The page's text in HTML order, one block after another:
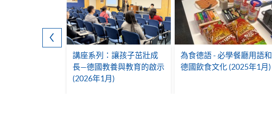
講座系列：讓孩子茁壯成
長—德國教養與教育的啟示
(2026年1月)
為食德語 - 必學餐廳用語和
德國飲食文化 (2025年1月)